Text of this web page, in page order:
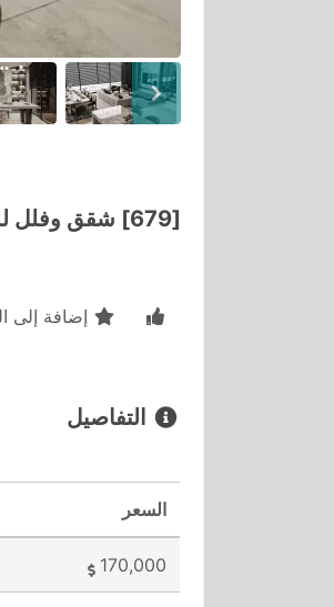
[679] شقق وفلل للبيع في انطاليا مع حمامات سباحة خاصة بالفلل
إضافة إلى
التفاصيل
السعر
170,000